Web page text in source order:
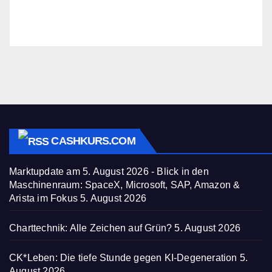
CASHKURS.COM
Marktupdate am 5. August 2026 - Blick in den
Maschinenraum: SpaceX, Microsoft, SAP, Amazon &
Arista im Fokus 5. August 2026
Charttechnik: Alle Zeichen auf Grün? 5. August 2026
CK*Leben: Die tiefe Stunde gegen KI-Degeneration 5.